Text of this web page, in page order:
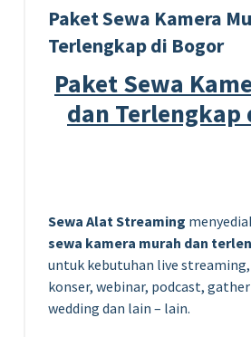
Paket Sewa Kamera
Terlengkap di Bogor
Paket Sewa
dan Terlengkap
Sewa Alat Streaming
sewa kamera murah dan
untuk kebutuhan live
konser, webinar, podcast,
wedding dan lain – lain.